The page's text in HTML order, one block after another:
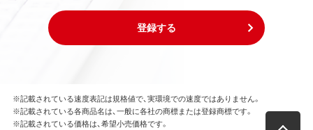
登録する
※記載されている速度表記は規格値で、実環境での速度ではありません。
※記載されている各商品名は、一般に各社の商標または登録商標です。
※記載されている価格は、希望小売価格です。